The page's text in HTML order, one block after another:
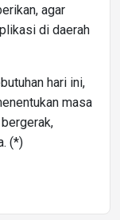
agar
di daerah
hari ini,
masa
(*)